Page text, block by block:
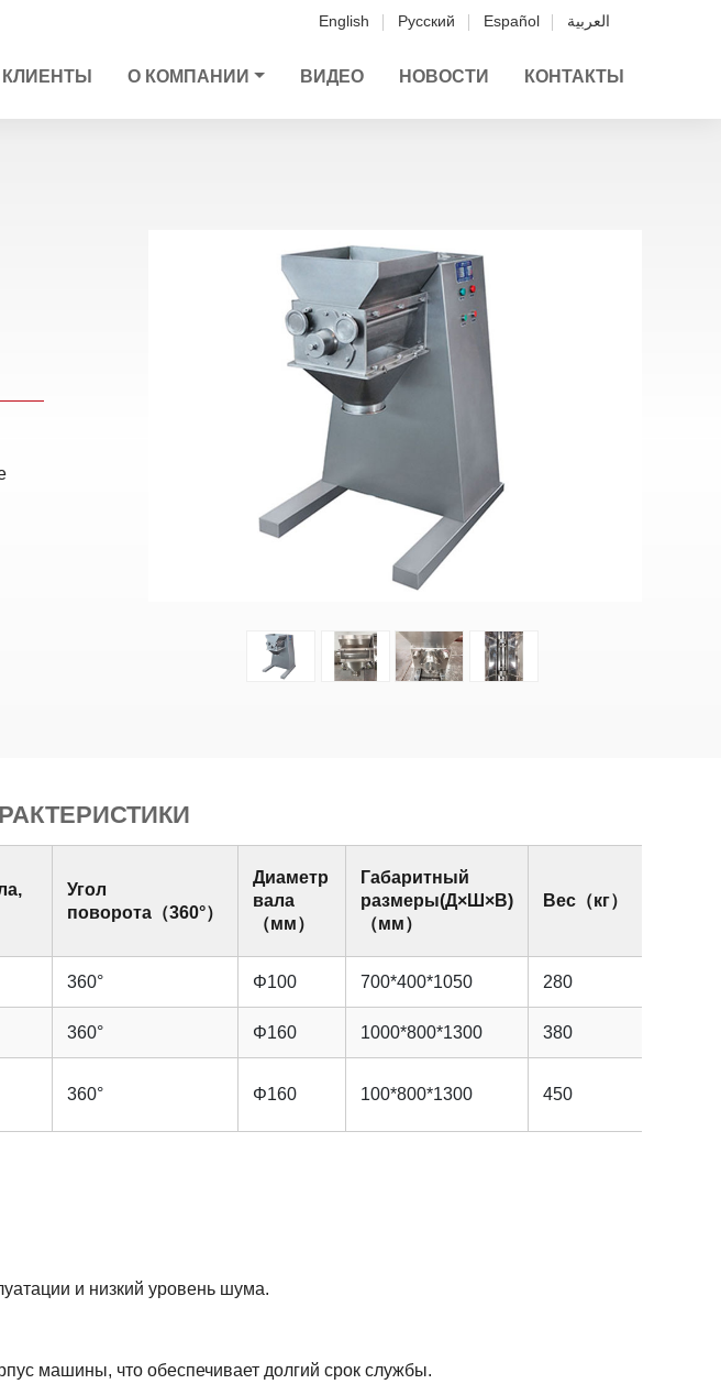
English Русский Español العربية
О КОМПАНИИ ВИДЕО НОВОСТИ КОНТАКТЫ
Угол
поворота（360°）
Диаметр
вала
（мм）
Габаритный
размеры(Д×Ш×В)
（мм）
Вес（кг）
360° Φ100 700*400*1050 280
360° Φ160 1000*800*1300 380
360° Φ160 100*800*1300 450
и низкий уровень шума.
машины, что обеспечивает долгий срок службы.